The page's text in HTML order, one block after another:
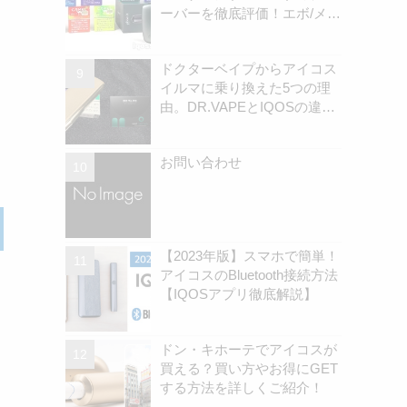
ーバーを徹底評価！エボ/メビ
ドクターベイプからアイコス
イルマに乗り換えた5つの理
由。DR.VAPEとIQOSの違い
お問い合わせ
【2023年版】スマホで簡単！
アイコスのBluetooth接続方法
【IQOSアプリ徹底解説】
ドン・キホーテでアイコスが
買える？買い方やお得にGET
する方法を詳しくご紹介！